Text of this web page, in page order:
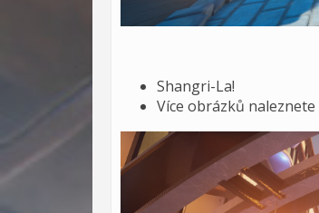
Shangri-La!
Více obrázků naleznete